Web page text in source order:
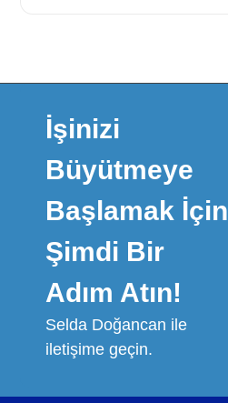
İşinizi
Büyütmeye
Başlamak İçin
Şimdi Bir
Adım Atın!
Selda Doğancan ile
iletişime geçin.